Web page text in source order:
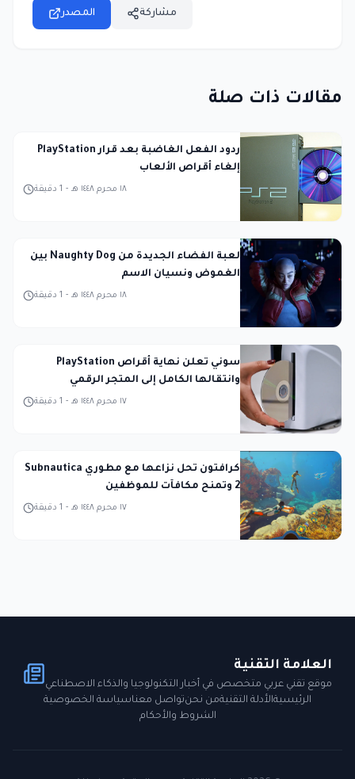
المصدر مشاركة
مقالات ذات صلة
ردود الفعل الغاضبة بعد قرار PlayStation
إلغاء أقراص الألعاب
1 دقيقة - ١٨ محرم ١٤٤٨ هـ
لعبة الفضاء الجديدة من Naughty Dog بين
الغموض ونسيان الاسم
1 دقيقة - ١٨ محرم ١٤٤٨ هـ
سوني تعلن نهاية أقراص PlayStation
وانتقالها الكامل إلى المتجر الرقمي
1 دقيقة - ١٧ محرم ١٤٤٨ هـ
كرافتون تحل نزاعها مع مطوري Subnautica
2 وتمنح مكافآت للموظفين
1 دقيقة - ١٧ محرم ١٤٤٨ هـ
العلامة التقنية
موقع تقني عربي متخصص في أخبار التكنولوجيا والذكاء الاصطناعي
الرئيسيةالأدلة التقنيةمن نحنتواصل معناسياسة الخصوصية
الشروط والأحكام